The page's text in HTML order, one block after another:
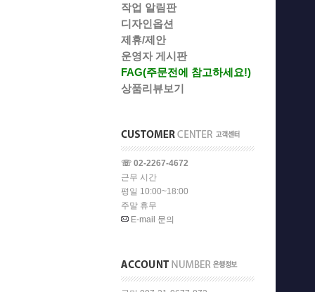
작업 알림판
디자인옵션
제휴/제안
운영자 게시판
FAG(주문전에 참고하세요!)
상품리뷰보기
☏ 02-2267-4672
근무 시간
평일 10:00~18:00
주말 휴무
E-mail 문의